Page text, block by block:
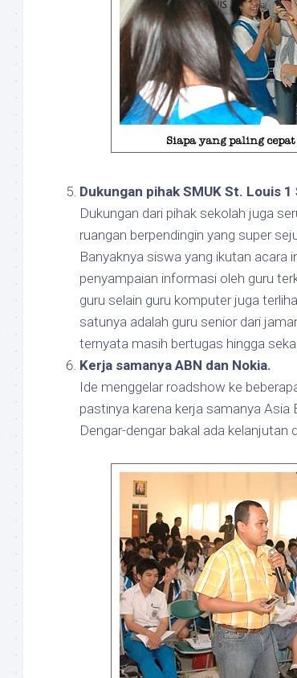
Dukungan pihak SMUK St. Louis 1
Dukungan dari pihak sekolah juga
ruangan berpendingin yang super
Banyaknya siswa yang ikutan acara
penyampaian informasi oleh guru
guru selain guru komputer juga
satunya adalah guru senior dari
ternyata masih bertugas hingga
Kerja samanya ABN dan Nokia.
Ide menggelar roadshow ke
pastinya karena kerja samanya
Dengar-dengar bakal ada kelanjutan